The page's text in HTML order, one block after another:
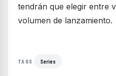
tendrán que elegir entre
volumen de lanzamiento.
TAGS Series